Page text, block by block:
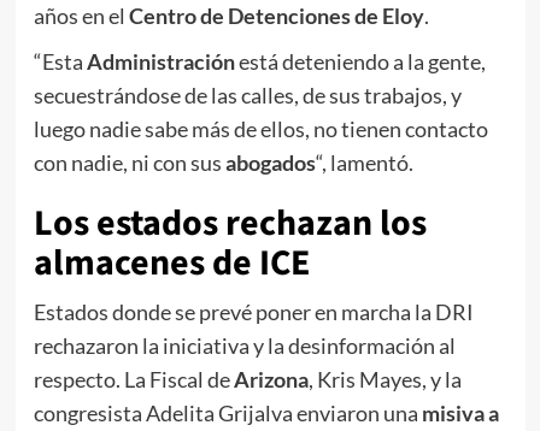
años en el Centro de Detenciones de Eloy.
“EstaAdministraciónestá deteniendo a la gente,
secuestrándose de las calles, de sus trabajos, y
luego nadie sabe más de ellos, no tienen contacto
con nadie, ni con susabogados“, lamentó.
Losestados rechazan los
almacenes de ICE
Estados donde se prevé poner en marcha la DRI
rechazaron la iniciativa y la desinformación al
respecto. La Fiscal deArizona, Kris Mayes, y la
congresista Adelita Grijalva enviaron una misiva a